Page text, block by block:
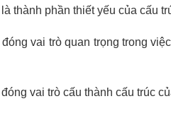
thành phần thiết yếu của cấu
vai trò quan trọng trong
vai trò cấu thành cấu trúc